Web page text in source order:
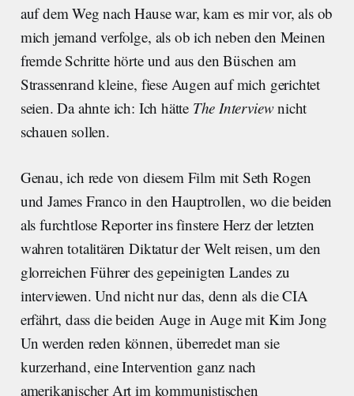
auf dem Weg nach Hause war, kam es mir vor, als ob
mich jemand verfolge, als ob ich neben den Meinen
fremde Schritte hörte und aus den Büschen am
Strassenrand kleine, fiese Augen auf mich gerichtet
seien. Da ahnte ich: Ich hätte The Interviewnicht
schauen sollen.
Genau, ich rede von diesem Film mit Seth Rogen
und James Franco in den Hauptrollen, wo die beiden
als furchtlose Reporter ins finstere Herz der letzten
wahren totalitären Diktatur der Welt reisen, um den
glorreichen Führer des gepeinigten Landes zu
interviewen. Und nicht nur das, denn als die CIA
erfährt, dass die beiden Auge in Auge mit Kim Jong
Un werden reden können, überredet man sie
kurzerhand, eine Intervention ganz nach
amerikanischer Art im kommunistischen